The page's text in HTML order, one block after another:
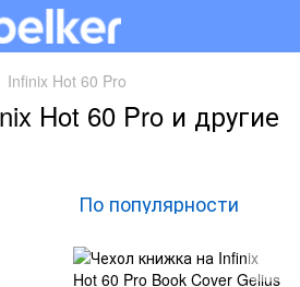
Infinix Hot 60 Pro
Hot 60 Pro и другие
По популярности